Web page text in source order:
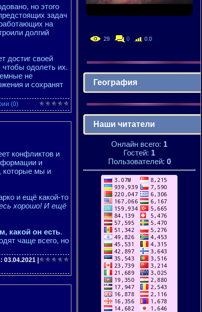
но этого
задач
на
долгий
достиг своей
чтобы одолеть их.
не
и сохранят
(0)
конфликтов и
и
которые мы и
и ещё какой-то
хорошо! И ещё
какой он есть.
чаще всего, но
03.04.2021
29 0 0.0
География
Наши читатели
Онлайн всего: 1
Гостей: 1
Пользователей: 0